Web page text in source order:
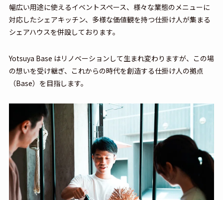
幅広い用途に使えるイベントスペース、様々な業態のメニューに
対応したシェアキッチン、多様な価値観を持つ仕掛け人が集まる
シェアハウスを併設しております。
Yotsuya Base はリノベーションして生まれ変わりますが、この場
の想いを受け継ぎ、これからの時代を創造する仕掛け人の拠点
（Base）を目指します。